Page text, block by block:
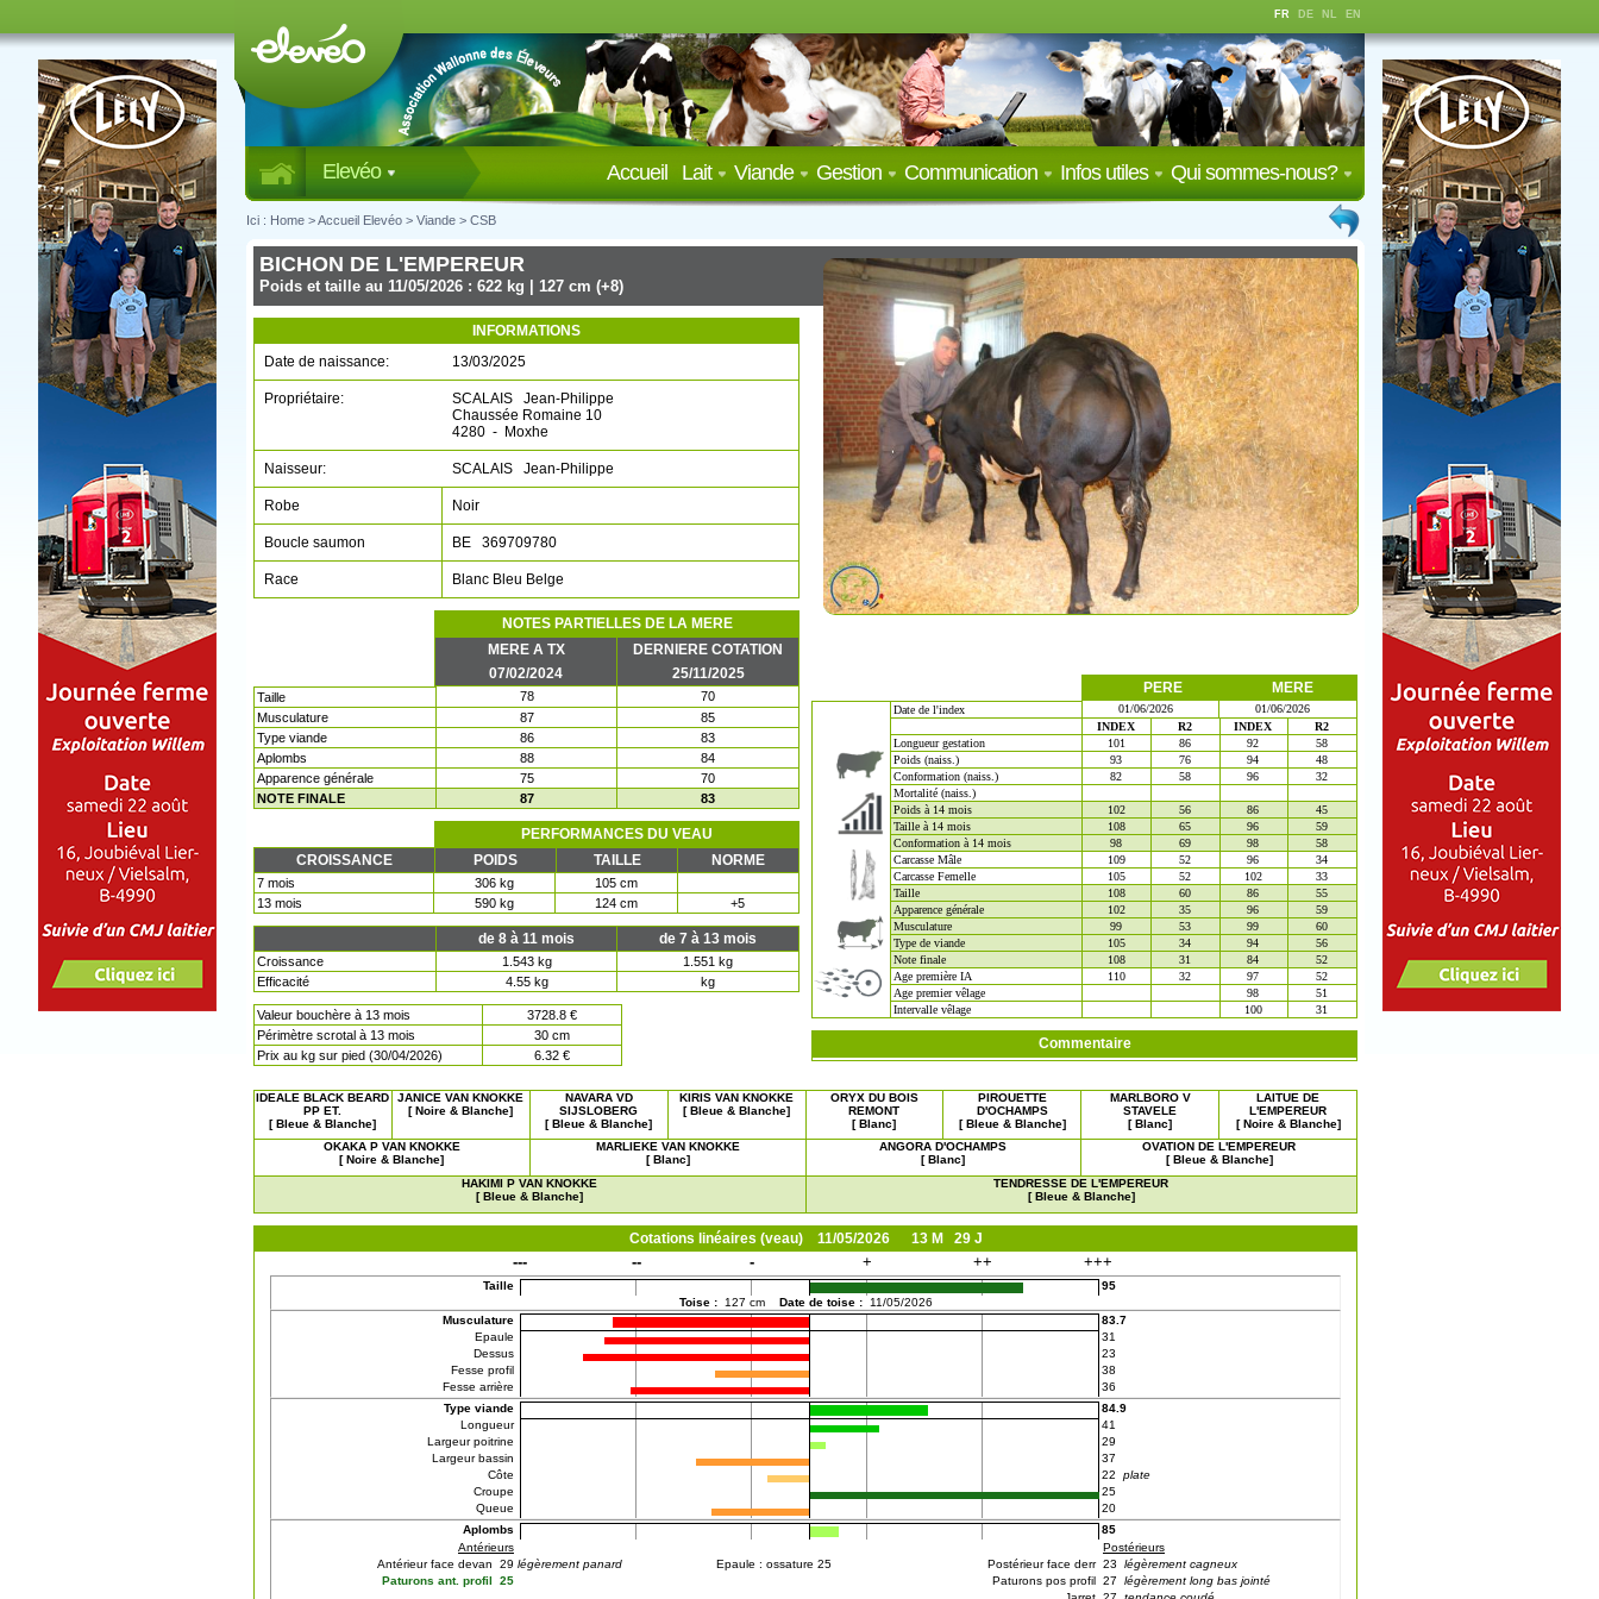
FR DE NL EN
Elevéo Qui sommes-nous?
Infos utiles
Communication
Gestion
Viande
Lait
Accueil
Ici : Home >Accueil Elevéo > Viande > CSB
BICHON DE L'EMPEREUR
Poids et taille au 11/05/2026 : 622 kg | 127 cm (+8)
INFORMATIONS
Date de naissance:
13/03/2025
Propriétaire:
SCALAIS Jean-Philippe
Chaussée Romaine 10
4280 - Moxhe
Naisseur: SCALAIS Jean-Philippe
Robe Noir
Boucle saumon BE 369709780
Race Blanc Bleu Belge
NOTES PARTIELLES DE LA MERE
MERE A TX
07/02/2024
DERNIERE COTATION
25/11/2025
Taille 78
70
Musculature
87
85
Type viande
86
83
Aplombs
88
84
Apparence générale
75
70
NOTE FINALE
87 83
PERFORMANCES DU VEAU
CROISSANCE
POIDS TAILLE NORME
7 mois 306 kg
105 cm
13 mois
590 kg 124 cm +5
de 8 à 11 mois de 7 à 13 mois
Croissance 1.543 kg
1.551 kg
Efficacité
4.55 kg kg
Valeur bouchère à 13 mois
3728.8 €
Périmètre scrotal à 13 mois
30 cm
Prix au kg sur pied (30/04/2026)
6.32 €
PERE MERE
Date de l'index 01/06/2026
01/06/2026
INDEX
R2 INDEX
R2
Longueur gestation
101 86 92
58
Poids (naiss.)
93 76 94
48
Conformation (naiss.)
82 58 96
32
Mortalité (naiss.)
Poids à 14 mois
102 56 86
45
Taille à 14 mois
108 65 96
59
Conformation à 14 mois
98 69 98
58
Carcasse Mâle
109 52 96
34
Carcasse Femelle
105 52 102
33
Taille
108 60 86
55
Apparence générale
102 35 96
59
Musculature
99 53 99
60
Type de viande
105 34 94
56
Note finale
108 31 84
52
Age première IA
110 32 97
52
Age premier vêlage
98
51
Intervalle vêlage
100 31
Commentaire
IDEALE BLACK BEARD
PP ET.
[ Bleue & Blanche]
JANICE VAN KNOKKE
[ Noire & Blanche]
NAVARA VD
SIJSLOBERG
[ Bleue & Blanche]
KIRIS VAN KNOKKE
[ Bleue & Blanche]
ORYX DU BOIS
REMONT
[ Blanc]
PIROUETTE
D'OCHAMPS
[ Bleue & Blanche]
MARLBORO V
STAVELE
[ Blanc]
LAITUE DE
L'EMPEREUR
[ Noire & Blanche]
OKAKA P VAN KNOKKE
[ Noire & Blanche]
MARLIEKE VAN KNOKKE
[ Blanc]
ANGORA D'OCHAMPS
[ Blanc]
OVATION DE L'EMPEREUR
[ Bleue & Blanche]
HAKIMI P VAN KNOKKE
[ Bleue & Blanche]
TENDRESSE DE L'EMPEREUR
[ Bleue & Blanche]
Cotations linéaires (veau) 11/05/2026 13 M 29 J
--- -- - + ++ +++
Taille
95
Toise :
127 cm Date de toise :
11/05/2026
Musculature
Epaule
Dessus
Fesse profil
Fesse arrière
83.7
31
23
38
36
Type viande
Longueur
Largeur poitrine
Largeur bassin
Côte
Croupe
Queue
84.9
41
29
37
22 plate
25
20
Aplombs
85
Antérieurs
Antérieur face devan 29
Paturons ant. profil 25
légèrement panard Epaule : ossature 25
Postérieur face derr
Paturons pos profil
Postérieurs
23 légèrement cagneux
27 légèrement long bas jointé